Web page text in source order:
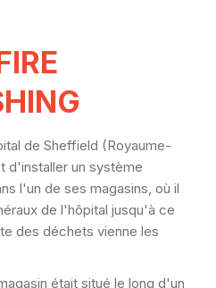
de Sheffield (Royaume-
d'installer un système
l'un de ses magasins, où il
de l'hôpital jusqu'à ce
des déchets vienne les
était situé le long d'un